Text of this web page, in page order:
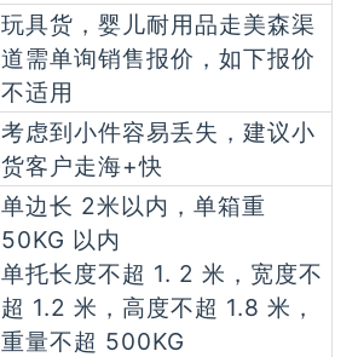
玩具货，婴儿耐用品走美森渠
道需单询销售报价，如下报价
不适用
考虑到小件容易丢失，建议小
货客户走海+快
单边长 2米以内，单箱重
50KG 以内
单托长度不超 1. 2 米，宽度不
超 1.2 米，高度不超 1.8 米，
重量不超 500KG